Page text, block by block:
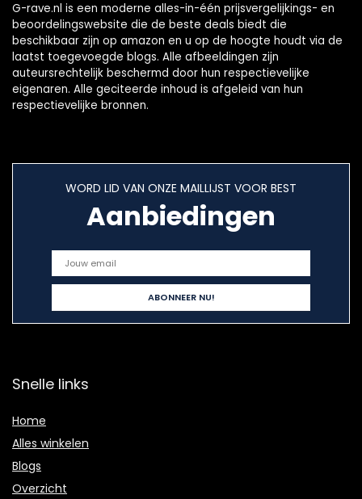
G-rave.nl is een moderne alles-in-één prijsvergelijkings- en
beoordelingswebsite die de beste deals biedt die
beschikbaar zijn op amazon en u op de hoogte houdt via de
laatst toegevoegde blogs. Alle afbeeldingen zijn
auteursrechtelijk beschermd door hun respectievelijke
eigenaren. Alle geciteerde inhoud is afgeleid van hun
respectievelijke bronnen.
WORD LID VAN ONZE MAILLIJST VOOR BEST
Aanbiedingen
Snelle links
Home
Alles winkelen
Blogs
Overzicht